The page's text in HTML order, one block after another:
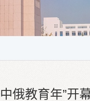
俄教育年”开